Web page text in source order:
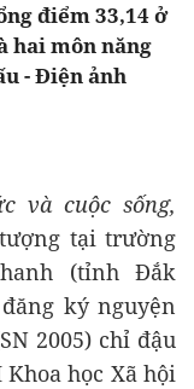
điểm 33,14 ở
hai môn năng
- Điện ảnh
và cuộc sống,
tại trường
(tỉnh Đắk
ký nguyện
2005) chỉ đậu
học Xã hội